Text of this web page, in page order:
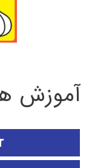
آموزش